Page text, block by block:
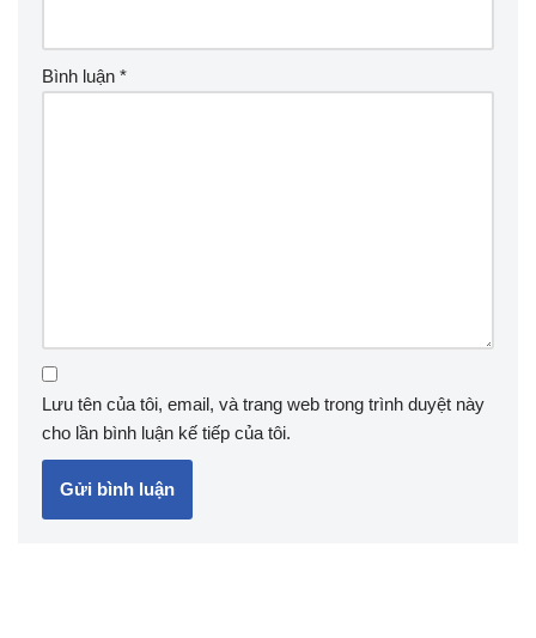
Bình luận *
Lưu tên của tôi, email, và trang web trong trình duyệt này
cho lần bình luận kế tiếp của tôi.